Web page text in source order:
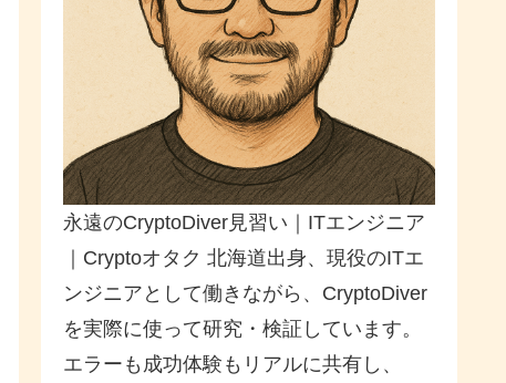
永遠のCryptoDiver見習い｜ITエンジニア
｜Cryptoオタク 北海道出身、現役のITエ
ンジニアとして働きながら、CryptoDiver
を実際に使って研究・検証しています。
エラーも成功体験もリアルに共有し、